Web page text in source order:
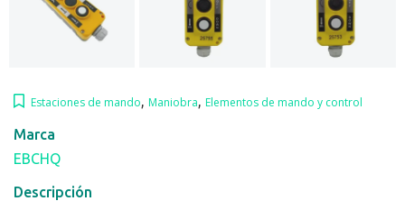
Estaciones de mando, Maniobra, Elementos de mando y control
Marca
EBCHQ
Descripción